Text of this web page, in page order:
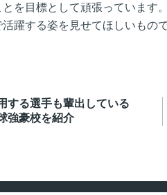
を目標として頑張っています
躍する姿を見せてほしいもので
する選手も輩出している
強豪校を紹介